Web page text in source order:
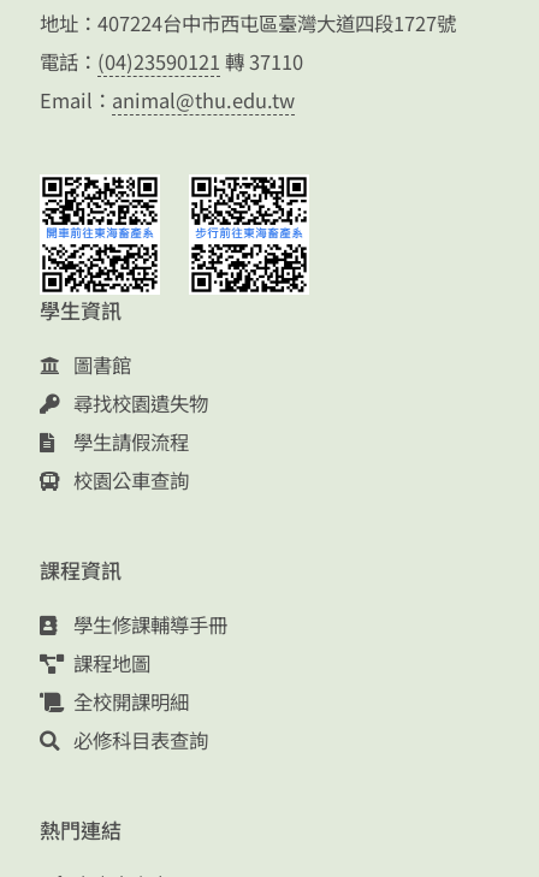
地址：407224台中市西屯區臺灣大道四段1727號
電話： (04)23590121 轉 37110
Email： animal@thu.edu.tw
學生資訊
圖書館
尋找校園遺失物
學生請假流程
校園公車查詢
課程資訊
學生修課輔導手冊
課程地圖
全校開課明細
必修科目表查詢
熱門連結